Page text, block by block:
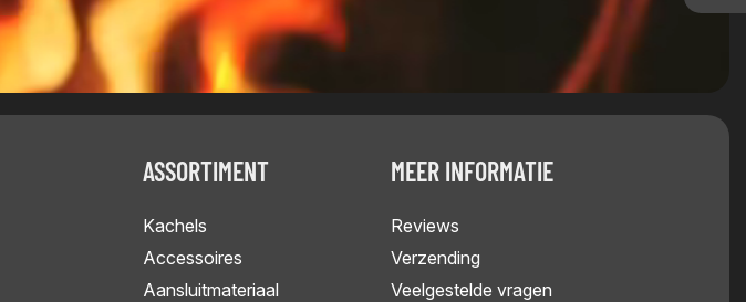
ASSORTIMENT
Kachels
Accessoires
Aansluitmateriaal
MEER INFORMATIE
Reviews
Verzending
Veelgestelde vragen